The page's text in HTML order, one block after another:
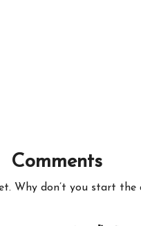
Comments
Why don’t you start the